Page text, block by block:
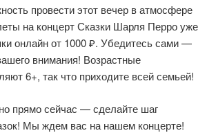
провести этот вечер в атмосфере
на концерт Сказки Шарля Перро уже
онлайн от 1000 ₽. Убедитесь сами —
внимания! Возрастные
6+, так что приходите всей семьей!
прямо сейчас — сделайте шаг
Мы ждем вас на нашем концерте!